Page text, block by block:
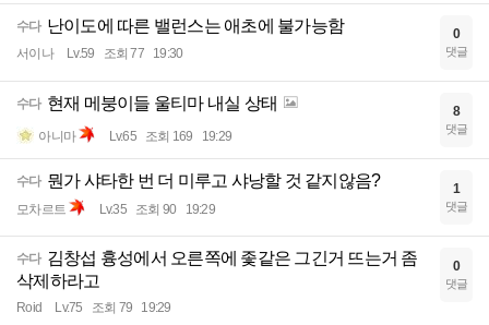
수다 난이도에 따른 밸런스는 애초에 불가능함
서이나 Lv.59 조회 77 19:30
0
댓글
수다 현재 메붕이들 울티마 내실 상태
아니마 Lv.65 조회 169 19:29
8
댓글
수다 뭔가 샤타한 번 더 미루고 샤낭할 것 같지않음?
모차르트 Lv.35 조회 90 19:29
1
댓글
수다 김창섭 흉성에서 오른쪽에 좇같은 그긴거 뜨는거 좀
삭제하라고
Roid Lv.75 조회 79 19:29
0
댓글